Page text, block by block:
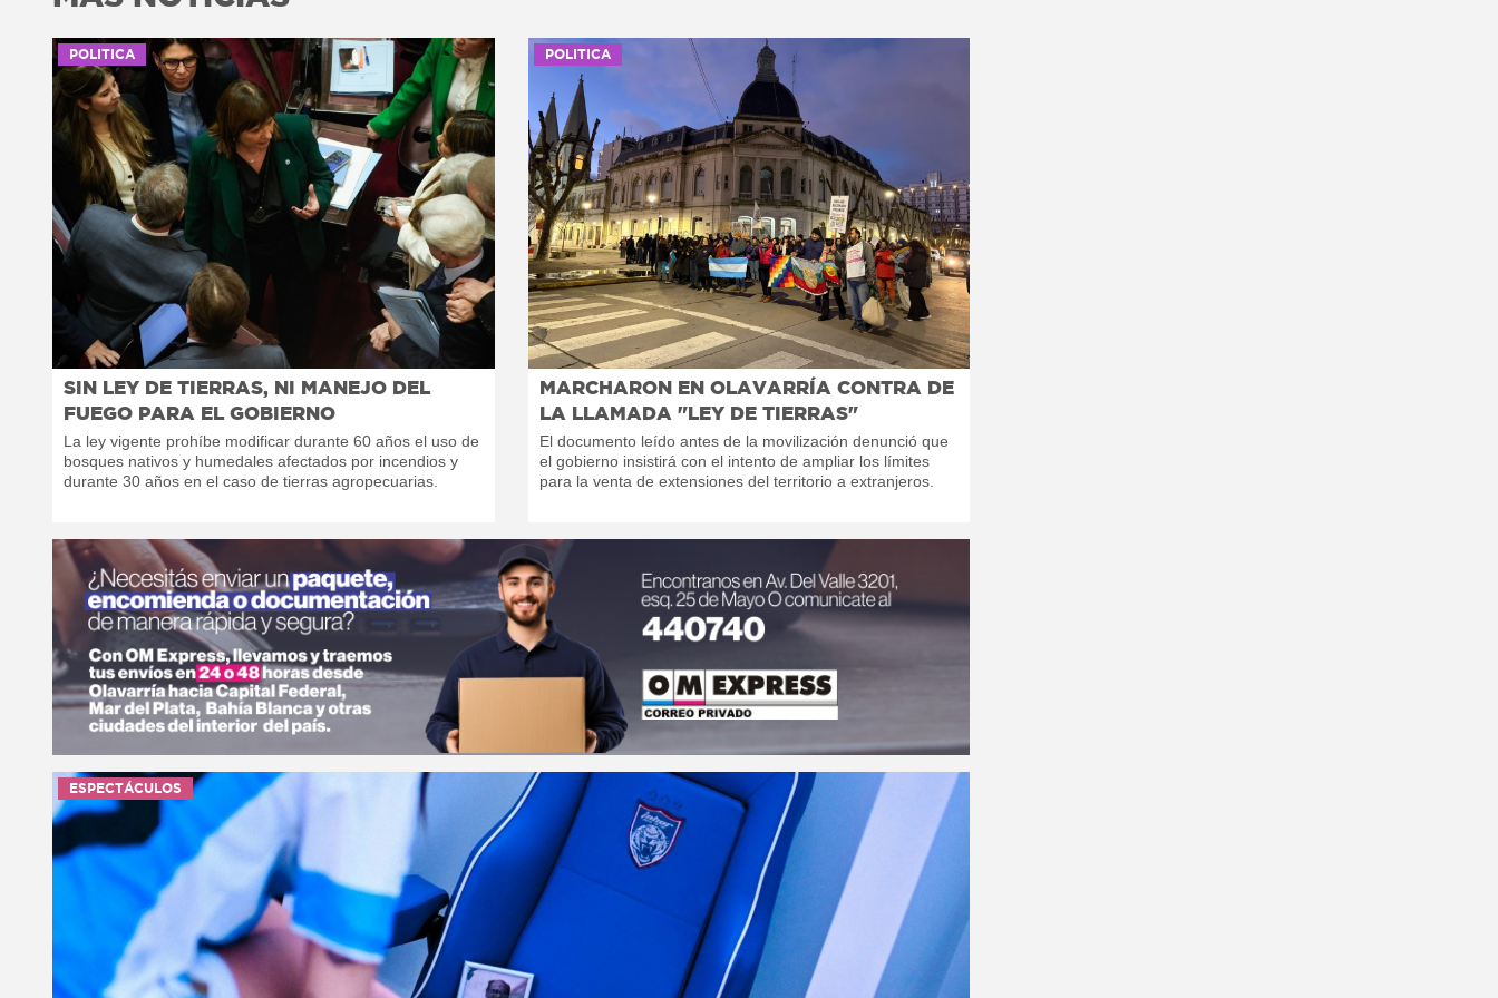
POLITICA
SIN LEY DE TIERRAS, NI MANEJO DEL
FUEGO PARA EL GOBIERNO
La ley vigente prohíbe modificar durante 60 años el uso de
bosques nativos y humedales afectados por incendios y
durante 30 años en el caso de tierras agropecuarias.
POLITICA
MARCHARON EN OLAVARRÍA CONTRA DE
LA LLAMADA "LEY DE TIERRAS"
El documento leído antes de la movilización denunció que
el gobierno insistirá con el intento de ampliar los límites
para la venta de extensiones del territorio a extranjeros.
ESPECTÁCULOS